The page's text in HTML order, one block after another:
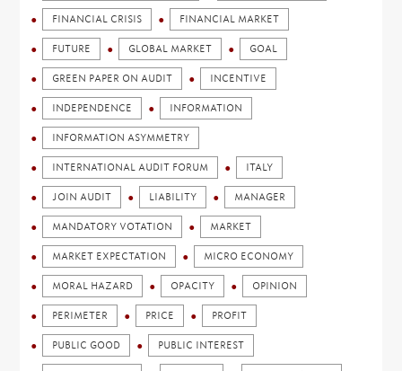
FINANCIAL CRISIS FINANCIAL MARKET
FUTURE GLOBAL MARKET GOAL
GREEN PAPER ON AUDIT INCENTIVE
INDEPENDENCE INFORMATION
INFORMATION ASYMMETRY
INTERNATIONAL AUDIT FORUM ITALY
JOIN AUDIT LIABILITY MANAGER
MANDATORY VOTATION MARKET
MARKET EXPECTATION MICRO ECONOMY
MORAL HAZARD OPACITY OPINION
PERIMETER PRICE PROFIT
PUBLIC GOOD PUBLIC INTEREST